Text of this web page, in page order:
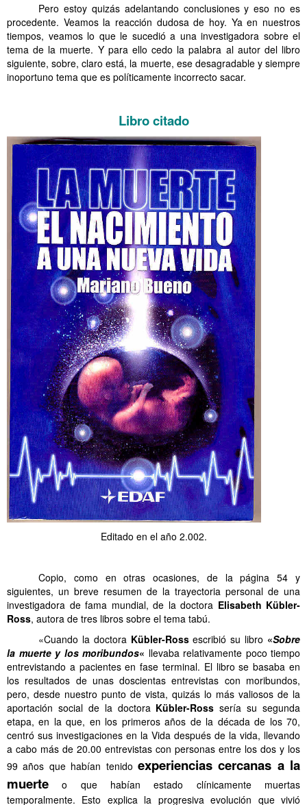
Pero estoy quizás adelantando conclusiones y eso no es
procedente. Veamos la reacción dudosa de hoy. Ya en nuestros
tiempos, veamos lo que le sucedió a una investigadora sobre el
tema de la muerte. Y para ello cedo la palabra al autor del libro
siguiente, sobre, claro está, la muerte, ese desagradable y siempre
inoportuno tema que es políticamente incorrecto sacar.
Libro citado
Editado en el año 2.002.
Copio, como en otras ocasiones, de la página 54 y
siguientes, un breve resumen de la trayectoria personal de una
investigadora de fama mundial, de la doctora Elisabeth Kübler-
Ross, autora de tres libros sobre el tema tabú.
«Cuando la doctora Kübler-Rossescribió su libro «Sobre
la muerte y los moribundos« llevaba relativamente poco tiempo
entrevistando a pacientes en fase terminal. El libro se basaba en
los resultados de unas doscientas entrevistas con moribundos,
pero, desde nuestro punto de vista, quizás lo más valiosos de la
aportación social de la doctora Kübler-Ross sería su segunda
etapa, en la que, en los primeros años de la década de los 70,
centró sus investigaciones en la Vida después de la vida, llevando
a cabo más de 20.00 entrevistas con personas entre los dos y los
99 años que habían tenido experiencias cercanas a la
muerte o que habían estado clínicamente muertas
temporalmente. Esto explica la progresiva evolución que vivió